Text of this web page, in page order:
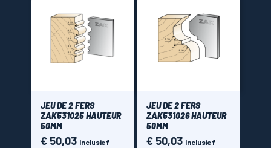
JEU DE 2 FERS
ZAK531025 HAUTEUR
50MM
Prijs
€ 50,03 Inclusief
JEU DE 2 FERS
ZAK531026 HAUTEUR
50MM
Prijs
€ 50,03 Inclusief